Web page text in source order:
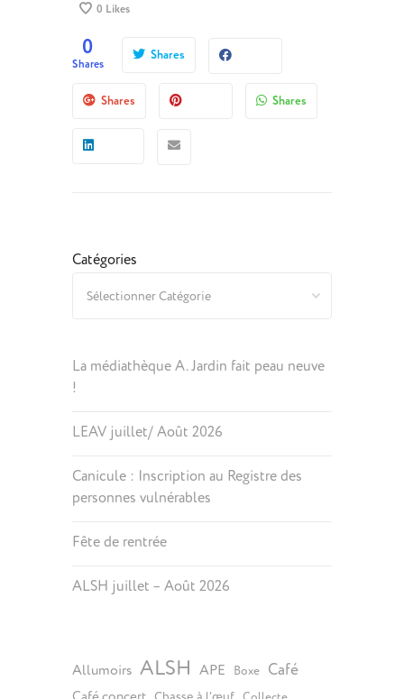
0 Likes
0
Shares
Shares
Shares Shares
Catégories
La médiathèque A. Jardin fait peau neuve
!
LEAV juillet/ Août 2026
Canicule : Inscription au Registre des
personnes vulnérables
Fête de rentrée
ALSH juillet – Août 2026
Allumoirs ALSH APE Boxe Café